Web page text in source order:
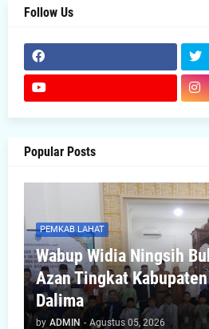
Follow Us
Popular Posts
PEMKAB LAHAT
Wabup Widia Ningsih
Azan Tingkat
Dalima
by ADMIN - Agustus 05, 2026